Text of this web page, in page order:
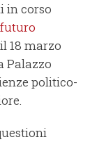
in corso
18 marzo
Palazzo
politico-